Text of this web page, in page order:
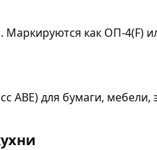
Маркируются как ОП-4(F)
для бумаги,